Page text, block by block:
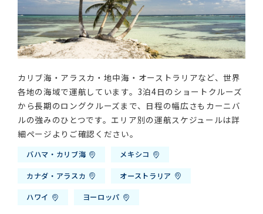
カリブ海・アラスカ・地中海・オーストラリアなど、世界
各地の海域で運航しています。3泊4日のショートクルーズ
から長期のロングクルーズまで、日程の幅広さもカーニバ
ルの強みのひとつです。エリア別の運航スケジュールは詳
細ページよりご確認ください。
バハマ・カリブ海 メキシコ
カナダ・アラスカ オーストラリア
ハワイ ヨーロッパ